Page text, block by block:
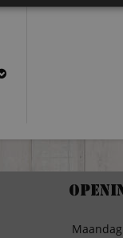
Maandag